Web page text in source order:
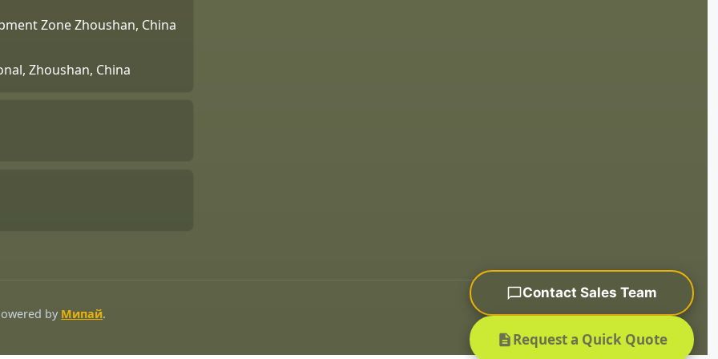
Zone Zhoushan, China
Zhoushan, China
by Мипай. Sitemap
Contact Sales Team
Request a Quick Quote